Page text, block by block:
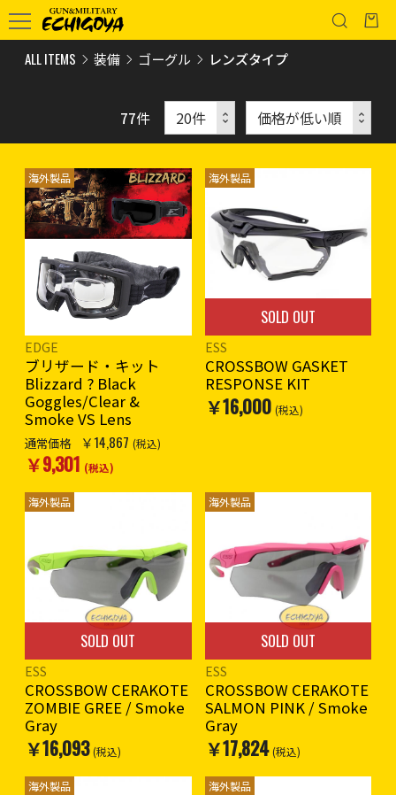
ALL ITEMS 装備 ゴーグル レンズタイプ
77件
海外製品
EDGE
ブリザード・キット
Blizzard ? Black
Goggles/Clear &
Smoke VS Lens
通常価格 ￥14,867 (税込)
￥9,301 (税込)
海外製品
SOLD OUT
ESS
CROSSBOW GASKET
RESPONSE KIT
￥16,000 (税込)
海外製品
SOLD OUT
ESS
CROSSBOW CERAKOTE
ZOMBIE GREE / Smoke
Gray
￥16,093 (税込)
海外製品
SOLD OUT
ESS
CROSSBOW CERAKOTE
SALMON PINK / Smoke
Gray
￥17,824 (税込)
海外製品 海外製品